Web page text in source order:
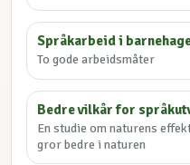
Språkarbeid i
To gode arbeidsmåter
Bedre vilkår for
En studie om naturens
gror bedre i naturen